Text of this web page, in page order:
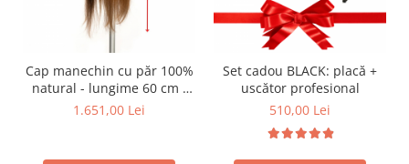
Cap manechin cu păr 100%
natural - lungime 60 cm -
PREMIUM
1.651,00 Lei
Set cadou BLACK: placă +
uscător profesional
510,00 Lei